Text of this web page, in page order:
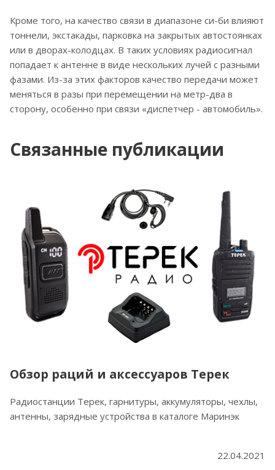
Кроме того, на качество связи в диапазоне си-би влияют
тоннели, экстакады, парковка на закрытых автостоянках
или в дворах-колодцах. В таких условиях радиосигнал
попадает к антенне в виде нескольких лучей с разными
фазами. Из-за этих факторов качество передачи может
меняться в разы при перемещении на метр-два в
сторону, особенно при связи «диспетчер - автомобиль».
Связанные публикации
Обзор раций и аксессуаров Терек
Радиостанции Терек, гарнитуры, аккумуляторы, чехлы,
антенны, зарядные устройства в каталоге Маринэк
22.04.2021